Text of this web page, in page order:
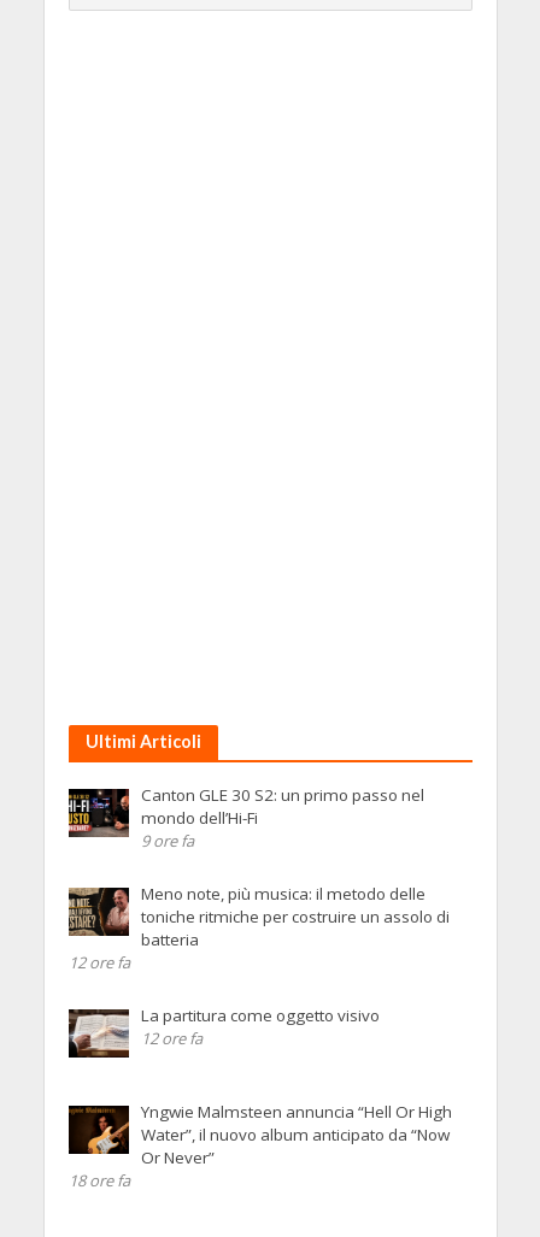
Ultimi Articoli
Canton GLE 30 S2: un primo passo nel
mondo dell’Hi-Fi
9 ore fa
Meno note, più musica: il metodo delle
toniche ritmiche per costruire un assolo di
batteria
12 ore fa
La partitura come oggetto visivo
12 ore fa
Yngwie Malmsteen annuncia “Hell Or High
Water”, il nuovo album anticipato da “Now
Or Never”
18 ore fa